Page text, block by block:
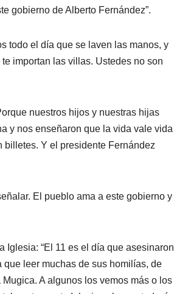
gobierno de Alberto Fernández”.
todo el día que se laven las manos, y
importan las villas. Ustedes no son
nuestros hijos y nuestras hijas
y nos enseñaron que la vida vale vida
billetes. Y el presidente Fernández
El pueblo ama a este gobierno y
Iglesia: “El 11 es el día que asesinaron
leer muchas de sus homilías, de
A algunos los vemos más o los